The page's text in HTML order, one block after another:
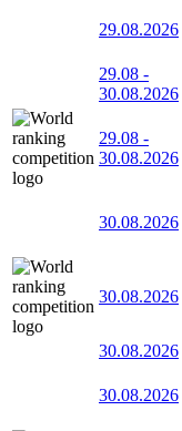
29.08.2026
29.08 -
30.08.2026
29.08 -
30.08.2026
30.08.2026
30.08.2026
30.08.2026
30.08.2026